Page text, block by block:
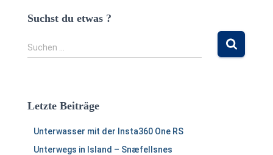
Suchst du etwas ?
S
u
n
Suchen …
Letzte Beiträge
Unterwasser mit der Insta360 One RS
Unterwegs in Island – Snæfellsnes